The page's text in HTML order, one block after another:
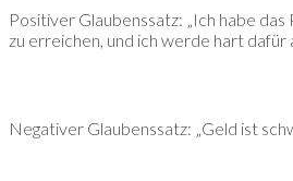
Positiver Glaubenssatz: „Ich habe
zu erreichen, und ich werde hart dafür
Negativer Glaubenssatz: „Geld ist